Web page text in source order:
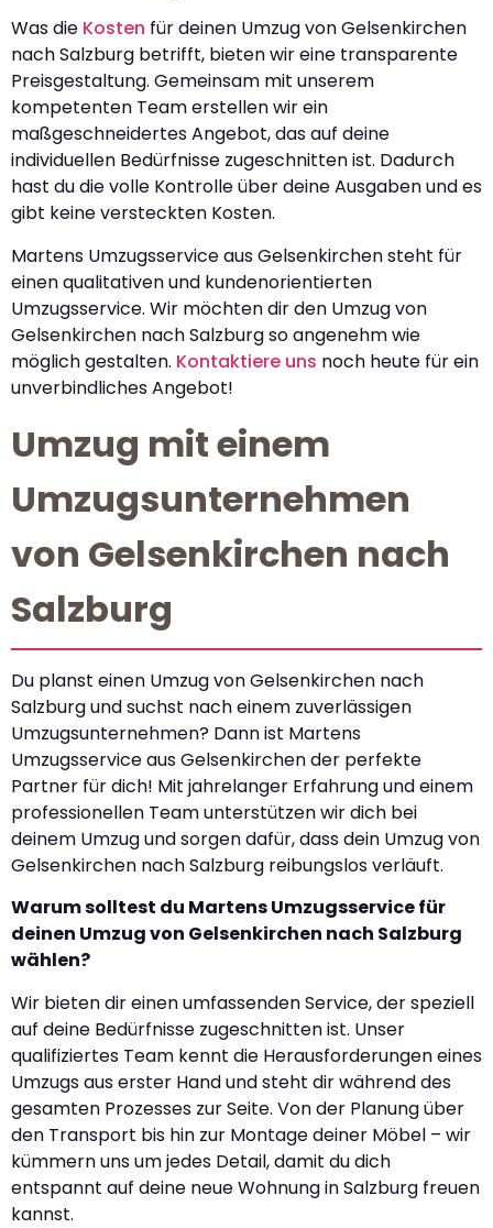
Was die Kosten für deinen Umzug von Gelsenkirchen
nach Salzburg betrifft, bieten wir eine transparente
Preisgestaltung. Gemeinsam mit unserem
kompetenten Team erstellen wir ein
maßgeschneidertes Angebot, das auf deine
individuellen Bedürfnisse zugeschnitten ist. Dadurch
hast du die volle Kontrolle über deine Ausgaben und es
gibt keine versteckten Kosten.
Martens Umzugsservice aus Gelsenkirchen steht für
einen qualitativen und kundenorientierten
Umzugsservice. Wir möchten dir den Umzug von
Gelsenkirchen nach Salzburg so angenehm wie
möglich gestalten. Kontaktiere uns noch heute für ein
unverbindliches Angebot!
Umzug mit einem
Umzugsunternehmen
von Gelsenkirchen nach
Salzburg
Du planst einen Umzug von Gelsenkirchen nach
Salzburg und suchst nach einem zuverlässigen
Umzugsunternehmen? Dann ist Martens
Umzugsservice aus Gelsenkirchen der perfekte
Partner für dich! Mit jahrelanger Erfahrung und einem
professionellen Team unterstützen wir dich bei
deinem Umzug und sorgen dafür, dass dein Umzug von
Gelsenkirchen nach Salzburg reibungslos verläuft.
Warum solltest du Martens Umzugsservice für
deinen Umzug von Gelsenkirchen nach Salzburg
wählen?
Wir bieten dir einen umfassenden Service, der speziell
auf deine Bedürfnisse zugeschnitten ist. Unser
qualifiziertes Team kennt die Herausforderungen eines
Umzugs aus erster Hand und steht dir während des
gesamten Prozesses zur Seite. Von der Planung über
den Transport bis hin zur Montage deiner Möbel – wir
kümmern uns um jedes Detail, damit du dich
entspannt auf deine neue Wohnung in Salzburg freuen
kannst.